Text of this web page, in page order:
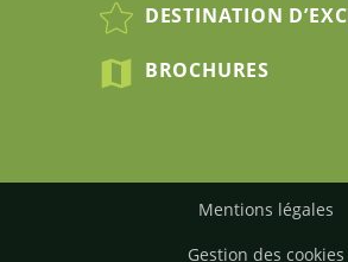
DESTINATION
BROCHURES
Mentions légales
Gestion des cookies